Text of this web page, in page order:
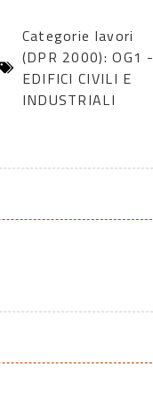
Categorie lavori
(DPR 2000): OG1 -
EDIFICI CIVILI E
INDUSTRIALI